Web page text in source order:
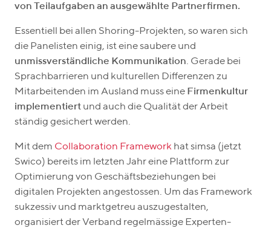
von Teilaufgaben an ausgewählte Partnerfirmen.
Essentiell bei allen Shoring-Projekten, so waren sich
die Panelisten einig, ist eine saubere und
unmissverständliche Kommunikation. Gerade bei
Sprachbarrieren und kulturellen Differenzen zu
Mitarbeitenden im Ausland muss eine Firmenkultur
implementiert und auch die Qualität der Arbeit
ständig gesichert werden.
Mit dem Collaboration Framework hat simsa (jetzt
Swico) bereits im letzten Jahr eine Plattform zur
Optimierung von Geschäftsbeziehungen bei
digitalen Projekten angestossen. Um das Framework
sukzessiv und marktgetreu auszugestalten,
organisiert der Verband regelmässige Experten-